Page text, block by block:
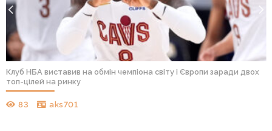
Клуб НБА виставив на обмін чемпіона світу і Європи заради двох
топ-цілей на ринку
83 aks701